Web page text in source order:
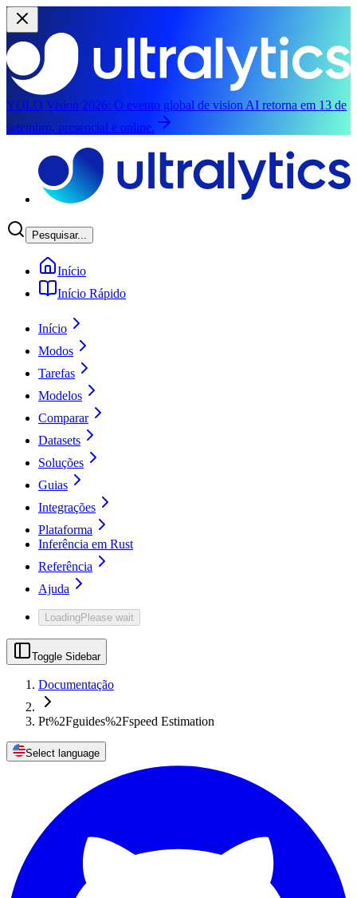
YOLO Vision 2026: O evento global de vision AI retorna em 13 de
setembro, presencial e online.
Pesquisar...
Início
Início Rápido
Início
Modos
Tarefas
Modelos
Comparar
Datasets
Soluções
Guias
Integrações
Plataforma
Inferência em Rust
Referência
Ajuda
LoadingPlease wait
Toggle Sidebar
Documentação
Pt%2Fguides%2Fspeed Estimation
Select language